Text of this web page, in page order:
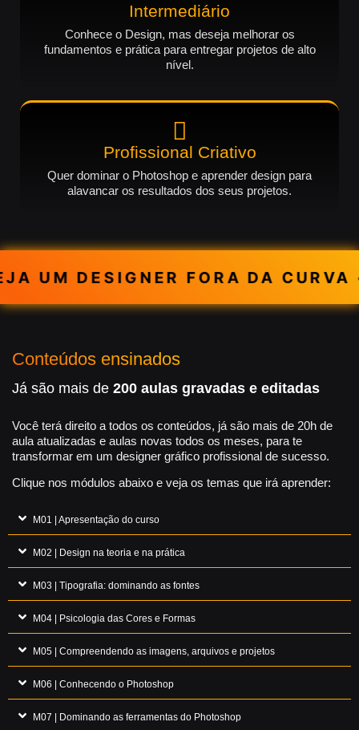
Intermediário
Conhece o Design, mas deseja melhorar os
fundamentos e prática para entregar projetos de alto
nível.
Profissional Criativo
Quer dominar o Photoshop e aprender design para
alavancar os resultados dos seus projetos.
UM DESIGNER FORA DA CURVA •
Conteúdos ensinados
Já são mais de 200 aulas gravadas e editadas
Você terá direito a todos os conteúdos, já são mais de 20h de
aula atualizadas e aulas novas todos os meses, para te
transformar em um designer gráfico profissional de sucesso.
Clique nos módulos abaixo e veja os temas que irá aprender:
M01 | Apresentação do curso
M02 | Design na teoria e na prática
M03 | Tipografia: dominando as fontes
M04 | Psicologia das Cores e Formas
M05 | Compreendendo as imagens, arquivos e projetos
M06 | Conhecendo o Photoshop
M07 | Dominando as ferramentas do Photoshop